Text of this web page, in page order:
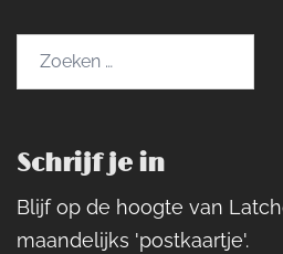
Schrijf je in
Blijf op de hoogte van
maandelijks 'postkaartje'.